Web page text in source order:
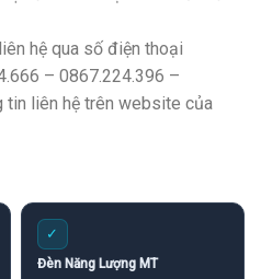
hệ qua số điện thoại
– 0867.224.396 –
tin liên hệ trên website của
✓
Đèn Năng Lượng MT